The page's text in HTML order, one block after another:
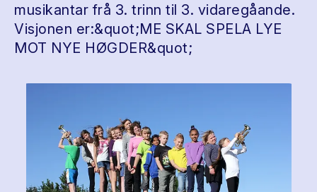
musikantar frå 3. trinn til 3. vidaregåande.
Visjonen er:&quot;ME SKAL SPELA LYE
MOT NYE HØGDER&quot;